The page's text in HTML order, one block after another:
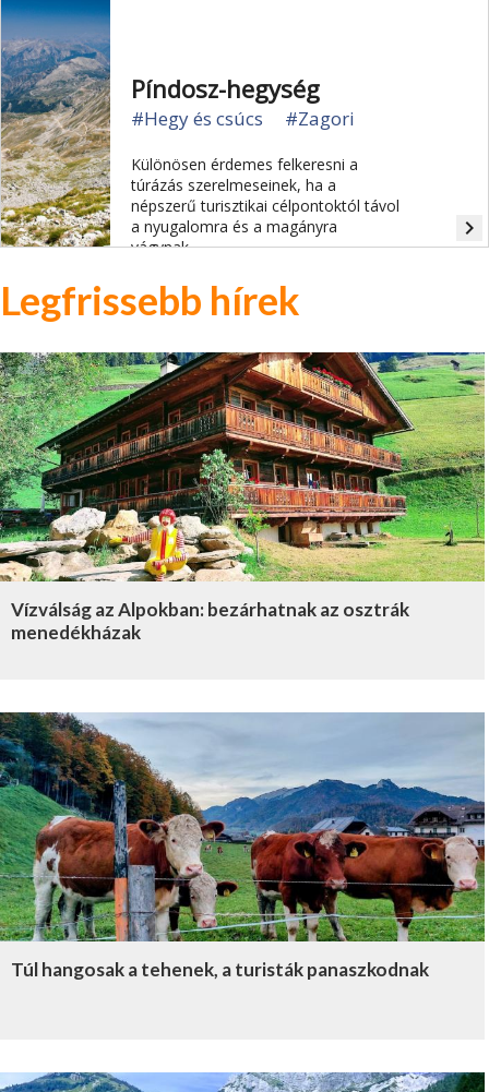
Píndosz-hegység
#Hegy és csúcs #Zagori
Különösen érdemes felkeresni a
túrázás szerelmeseinek, ha a
népszerű turisztikai célpontoktól távol
a nyugalomra és a magányra
vágynak.
navigate_next
Legfrissebb hírek
Vízválság az Alpokban: bezárhatnak az osztrák
menedékházak
Túl hangosak a tehenek, a turisták panaszkodnak